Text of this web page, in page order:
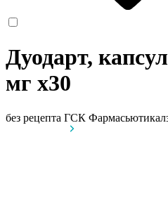
Дуодарт,
мг x30
без рецепта ГСК